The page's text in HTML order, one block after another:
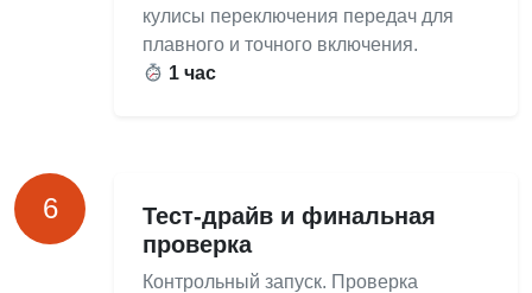
кулисы переключения передач для
плавного и точного включения.
1 час
6
Тест-драйв и финальная
проверка
Контрольный запуск. Проверка